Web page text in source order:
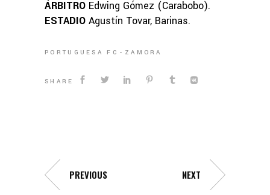
ÁRBITRO Edwing Gómez (Carabobo).
ESTADIO Agustín Tovar, Barinas.
PORTUGUESA FC ZAMORA
SHARE
PREVIOUS NEXT